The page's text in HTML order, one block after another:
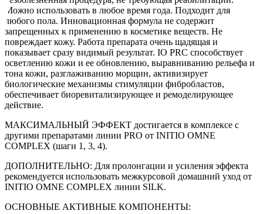
Можно использовать в любое время года. Подходит для
любого пола. Инновационная формула не содержит
запрещенных к применению в косметике веществ. Не
повреждает кожу. Работа препарата очень щадящая и
показывает сразу видимый результат. IO PRC способствует
осветлению кожи и ее обновлению, выравниванию рельефа и
тона кожи, разглаживанию морщин, активизирует
биологические механизмы стимуляции фибробластов,
обеспечивает биоревитализирующее и ремоделирующее
действие.
МАКСИМАЛЬНЫЙ ЭФФЕКТ достигается в комплексе с
другими препаратами линии PRO от INITIO OMNE
COMPLEX (шаги 1, 3, 4).
ДОПОЛНИТЕЛЬНО: Для пролонгации и усиления эффекта
рекомендуется использовать межкурсовой домашний уход от
INITIO OMNE COMPLEX линии SILK.
ОСНОВНЫЕ АКТИВНЫЕ КОМПОНЕНТЫ: